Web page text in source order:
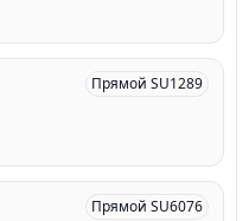
Прямой SU1289
Прямой SU6076